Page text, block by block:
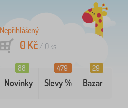
Nepřihlášený
0 Kč/ 0 ks
Novinky
88
Slevy %
479
Bazar
29